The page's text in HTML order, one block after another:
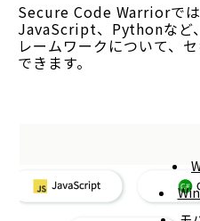
Secure Code Warriorでは
JavaScript、Pythonなど
レームワークについて、
できます。